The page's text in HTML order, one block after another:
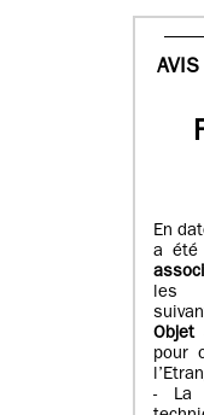
AVIS
En
a été
les
Objet
pour
- La